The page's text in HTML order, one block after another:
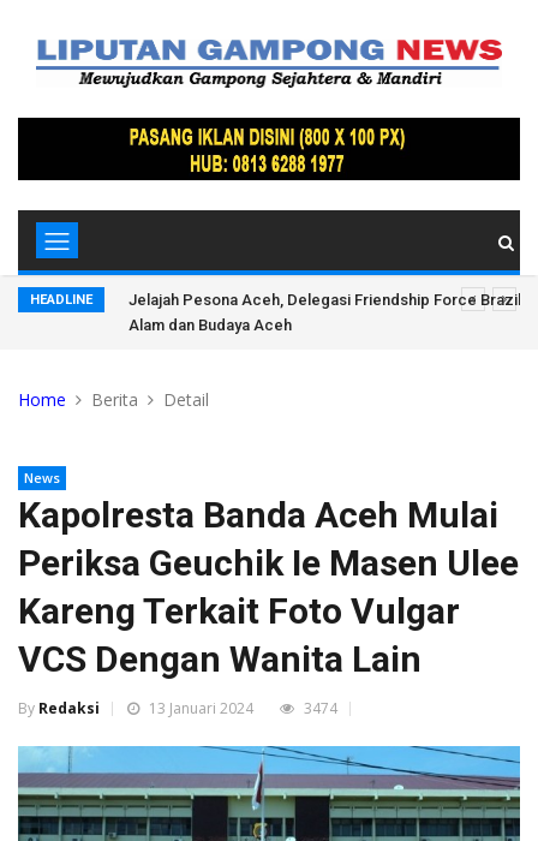
HEADLINE
Jelajah Pesona Aceh, Delegasi Friendship Force Brazil
Alam dan Budaya Aceh
Home Berita Detail
News
Kapolresta Banda Aceh Mulai
Periksa Geuchik Ie Masen Ulee
Kareng Terkait Foto Vulgar
VCS Dengan Wanita Lain
By Redaksi 13 Januari 2024 3474